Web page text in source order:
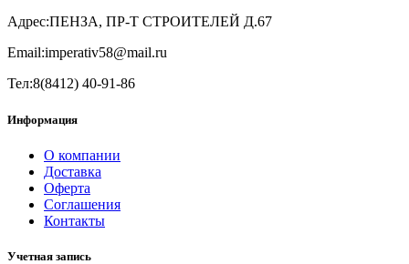
Адрес:ПЕНЗА, ПР-Т СТРОИТЕЛЕЙ Д.67
Email:imperativ58@mail.ru
Тел:8(8412) 40-91-86
Информация
О компании
Доставка
Оферта
Соглашения
Контакты
Учетная запись